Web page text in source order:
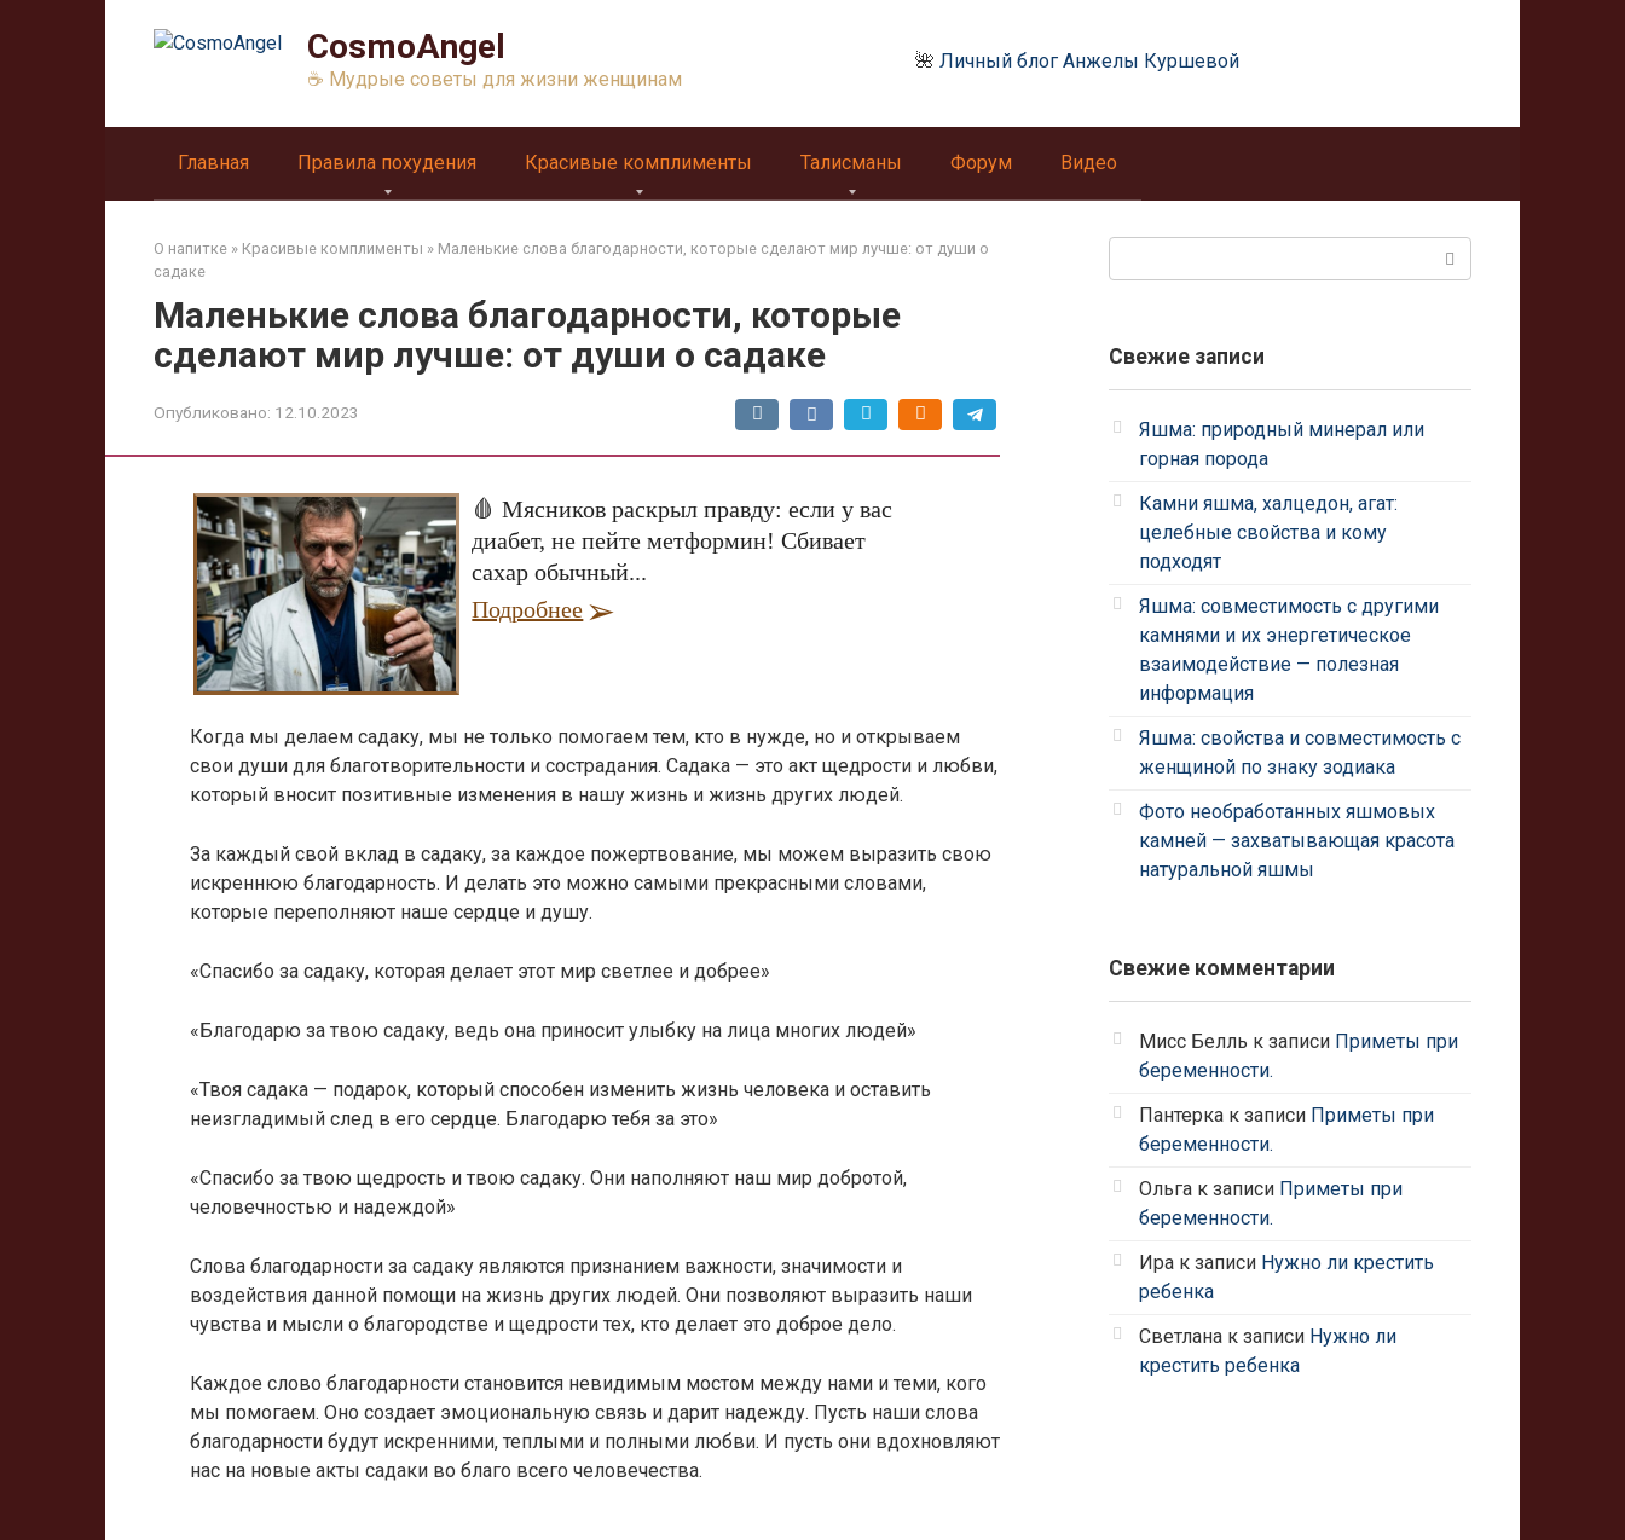
CosmoAngel
☕ Мудрые советы для жизни женщинам
🌺 Личный блог Анжелы Куршевой
Главная Правила похудения Красивые комплименты Талисманы Форум Видео
О напитке » Красивые комплименты » Маленькие слова благодарности, которые сделают мир лучше: от души о
садаке
Маленькие слова благодарности, которые
сделают мир лучше: от души о садаке
Опубликовано: 12.10.2023
🩸 Мясников раскрыл правду: если у вас
диабет, не пейте метформин! Сбивает
сахар обычный...
Подробнее
Когда мы делаем садаку, мы не только помогаем тем, кто в нужде, но и открываем
свои души для благотворительности и сострадания. Садака — это акт щедрости и любви,
который вносит позитивные изменения в нашу жизнь и жизнь других людей.
За каждый свой вклад в садаку, за каждое пожертвование, мы можем выразить свою
искреннюю благодарность. И делать это можно самыми прекрасными словами,
которые переполняют наше сердце и душу.
«Спасибо за садаку, которая делает этот мир светлее и добрее»
«Благодарю за твою садаку, ведь она приносит улыбку на лица многих людей»
«Твоя садака — подарок, который способен изменить жизнь человека и оставить
неизгладимый след в его сердце. Благодарю тебя за это»
«Спасибо за твою щедрость и твою садаку. Они наполняют наш мир добротой,
человечностью и надеждой»
Слова благодарности за садаку являются признанием важности, значимости и
воздействия данной помощи на жизнь других людей. Они позволяют выразить наши
чувства и мысли о благородстве и щедрости тех, кто делает это доброе дело.
Каждое слово благодарности становится невидимым мостом между нами и теми, кого
мы помогаем. Оно создает эмоциональную связь и дарит надежду. Пусть наши слова
благодарности будут искренними, теплыми и полными любви. И пусть они вдохновляют
нас на новые акты садаки во благо всего человечества.
Свежие записи
Яшма: природный минерал или
горная порода
Камни яшма, халцедон, агат:
целебные свойства и кому
подходят
Яшма: совместимость с другими
камнями и их энергетическое
взаимодействие — полезная
информация
Яшма: свойства и совместимость с
женщиной по знаку зодиака
Фото необработанных яшмовых
камней — захватывающая красота
натуральной яшмы
Свежие комментарии
Мисс Белль к записи Приметы при
беременности.
Пантерка к записи Приметы при
беременности.
Ольга к записи Приметы при
беременности.
Ира к записи Нужно ли крестить
ребенка
Светлана к записи Нужно ли
крестить ребенка